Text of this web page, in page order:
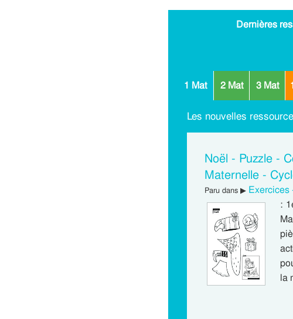
Dernières
1 Mat 2 Mat 3 Mat
Les nouvelles
Noël - Puzzle -
Maternelle -
Paru dans ▶ Exercices
:
la